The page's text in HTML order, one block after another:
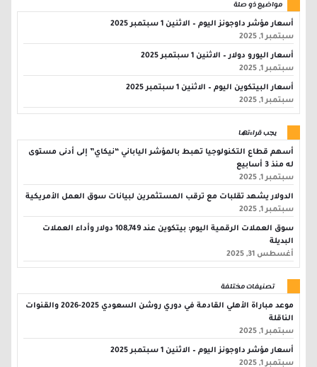
مواضيع ذو صلة
أسعار مؤشر داوجونز اليوم – الاثنين 1 سبتمبر 2025
سبتمبر 1, 2025
أسعار اليورو دولار – الاثنين 1 سبتمبر 2025
سبتمبر 1, 2025
أسعار البيتكوين اليوم – الاثنين 1 سبتمبر 2025
سبتمبر 1, 2025
يجب قراءتها
أسهم قطاع التكنولوجيا تهبط بالمؤشر الياباني “نيكاي” إلى أدنى مستوى
له منذ 3 أسابيع
سبتمبر 1, 2025
الدولار يشهد تقلبات مع ترقب المستثمرين لبيانات سوق العمل الأمريكية
سبتمبر 1, 2025
سوق العملات الرقمية اليوم: بيتكوين عند 108,749 دولار وأداء العملات
البديلة
أغسطس 31, 2025
تصنيفات مختلفة
موعد مباراة الأهلي القادمة في دوري روشن السعودي 2025-2026 والقنوات
الناقلة
سبتمبر 1, 2025
أسعار مؤشر داوجونز اليوم – الاثنين 1 سبتمبر 2025
سبتمبر 1, 2025